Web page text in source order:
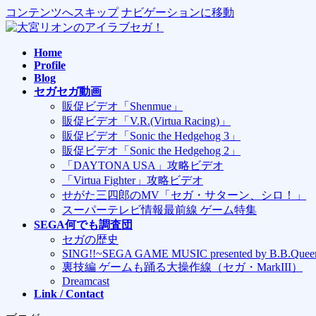
コンテンツへスキップ ナビゲーションに移動
Home
Profile
Blog
セガセガ動画
販促ビデオ「Shenmue」
販促ビデオ「V.R.(Virtua Racing)」
販促ビデオ「Sonic the Hedgehog 3」
販促ビデオ「Sonic the Hedgehog 2」
「DAYTONA USA」攻略ビデオ
「Virtua Fighter」攻略ビデオ
せがた三四郎のMV「セガ・サターン、シロ！」
スーパーテレビ情報最前線 ゲーム特集
SEGA何でも調査団
セガの歴史
SING!!~SEGA GAME MUSIC presented by
裏技編 ゲームも踊る大操作線（セガ・MarkIII）
Dreamcast
Link / Contact